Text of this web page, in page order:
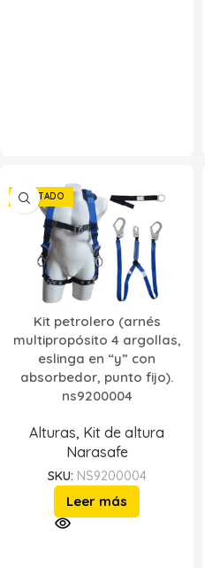
AGOTADO
Kit petrolero (arnés
multipropósito 4 argollas,
eslinga en “y” con
absorbedor, punto fijo).
ns9200004
Alturas, Kit de altura
Narasafe
SKU: NS9200004
Leer más